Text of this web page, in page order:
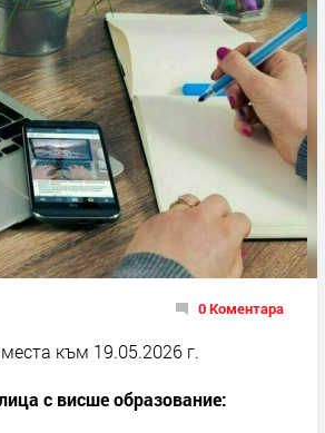
0 Коментара
към 19.05.2026 г.
с висше образование: